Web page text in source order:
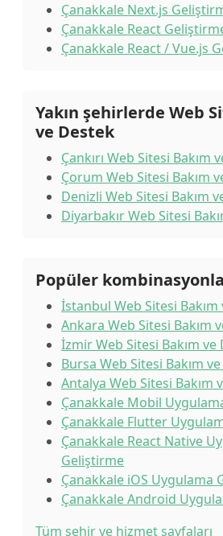
Çanakkale Next.js
Çanakkale React
Çanakkale React / Vue.js
Yakın şehirlerde Web
ve Destek
Çankırı Web Sitesi Bakım
Çorum Web Sitesi Bakım
Denizli Web Sitesi Bakım
Diyarbakır Web Sitesi
Popüler
İstanbul Web Sitesi Bakım
Ankara Web Sitesi Bakım
İzmir Web Sitesi Bakım ve
Bursa Web Sitesi Bakım
Antalya Web Sitesi Bakım
Çanakkale Mobil
Çanakkale Flutter
Çanakkale React Native
Geliştirme
Çanakkale iOS Uygulama
Çanakkale Android
Tüm şehir ve hizmet sayfaları